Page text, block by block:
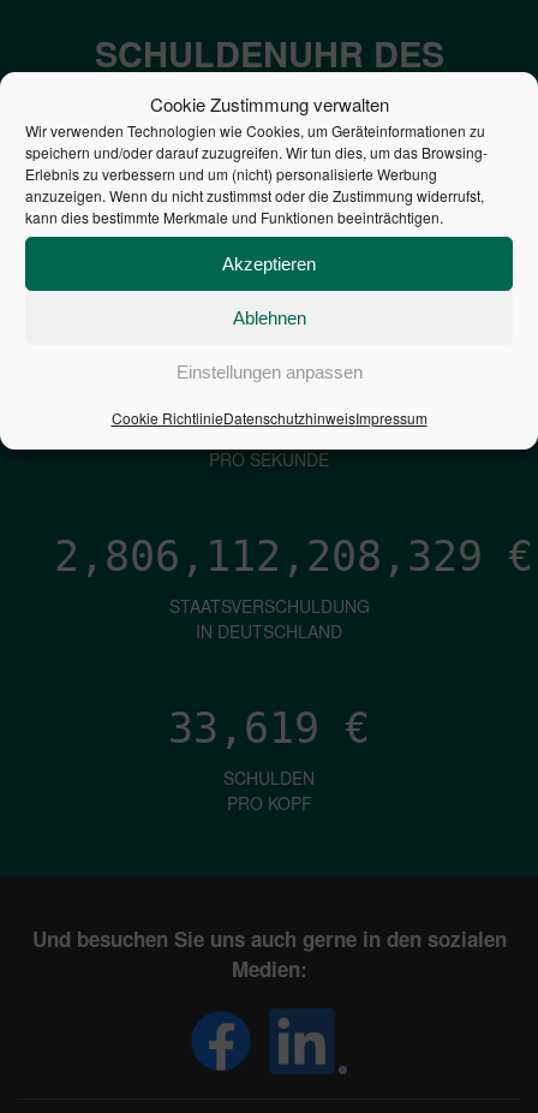
Cookie Zustimmung verwalten
Wir verwenden Technologien wie Cookies, um Geräteinformationen zu
speichern und/oder darauf zuzugreifen. Wir tun dies, um das Browsing-
Erlebnis zu verbessern und um (nicht) personalisierte Werbung
anzuzeigen. Wenn du nicht zustimmst oder die Zustimmung widerrufst,
kann dies bestimmte Merkmale und Funktionen beeinträchtigen.
Akzeptieren
Ablehnen
Einstellungen anpassen
Cookie RichtlinieDatenschutzhinweisImpressum
SCHULDENUHR DES
BUNDES DER
STEUERZAHLER
7,052€
NEUVERSCHULDUNG
PRO SEKUNDE
1,601€
ZINSEN
PRO SEKUNDE
2,806,112,209,605 €
STAATSVERSCHULDUNG
IN DEUTSCHLAND
33,619 €
SCHULDEN
PRO KOPF
Und besuchen Sie uns auch gerne in den sozialen
Medien: